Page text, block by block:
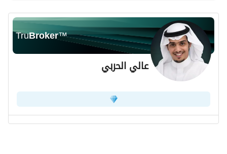
TruBroker™
عالي الحربي